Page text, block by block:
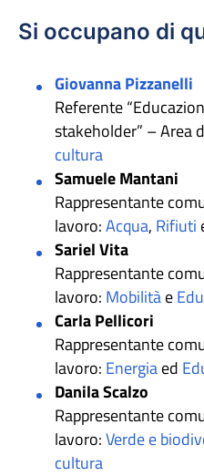
Si occupano di
Giovanna Pizzanelli
Referente
stakeholder” – Area
cultura
Samuele Mantani
Rappresentante
lavoro:Acqua, Rifiuti
Sariel Vita
Rappresentante
lavoro: Mobilitàe
Carla Pellicori
Rappresentante
lavoro: Energiaed
Danila Scalzo
Rappresentante
lavoro:Verde e
cultura